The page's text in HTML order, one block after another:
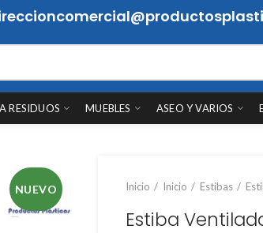
RESIDUOS MUEBLES ASEO Y VARIOS
NUEVO Inicio Inicio Estibas
Estiba